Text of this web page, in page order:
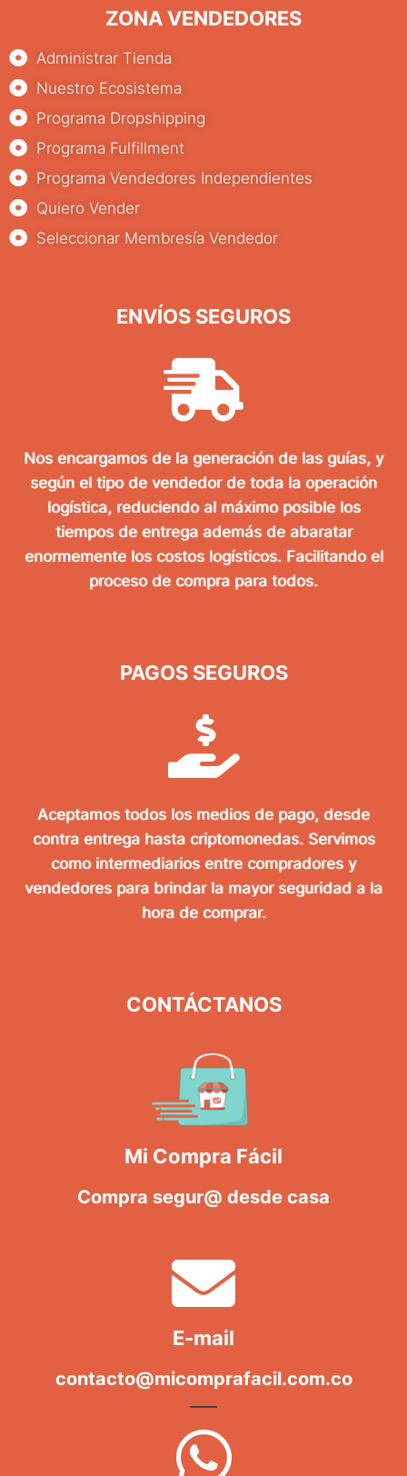
ZONA VENDEDORES
Administrar Tienda
Nuestro Ecosistema
Programa Dropshipping
Programa Fulfillment
Programa Vendedores Independientes
Quiero Vender
Seleccionar Membresía Vendedor
ENVÍOS SEGUROS
Nos encargamos de la generación de las guías, y
según el tipo de vendedor de toda la operación
logística, reduciendo al máximo posible los
tiempos de entrega además de abaratar
enormemente los costos logísticos. Facilitando el
proceso de compra para todos.
PAGOS SEGUROS
Aceptamos todos los medios de pago, desde
contra entrega hasta criptomonedas. Servimos
como intermediarios entre compradores y
vendedores para brindar la mayor seguridad a la
hora de comprar.
CONTÁCTANOS
Mi Compra Fácil
Compra segur@ desde casa
E-mail
contacto@micomprafacil.com.co